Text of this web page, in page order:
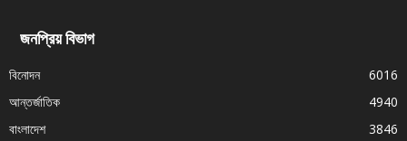
জনপ্রিয় বিভাগ
বিনোদন
6016
আন্তর্জাতিক
4940
বাংলাদেশ
3846